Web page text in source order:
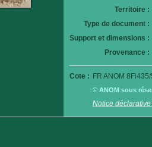
Territoire :
Type de document :
Support et dimensions :
Provenance :
Cote : FR ANOM
© ANOM sous
Notice